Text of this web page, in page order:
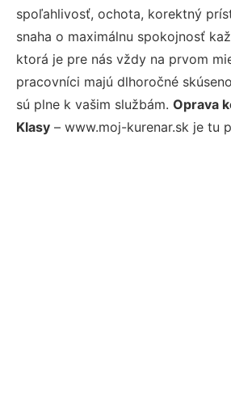
spoľahlivosť, ochota, korektný
snaha o maximálnu spokojnosť
ktorá je pre nás vždy na prvom
pracovníci majú dlhoročné
sú plne k vašim službám. Oprava
Klasy – www.moj-kurenar.sk je tu